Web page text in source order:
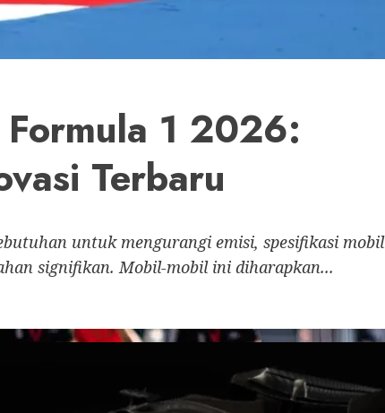
1 2026:
Terbaru
untuk mengurangi emisi, spesifikasi mobil
signifikan. Mobil-mobil ini diharapkan...